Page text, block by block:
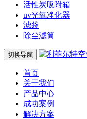
活性炭吸附箱
uv光氧净化器
滤袋
除尘滤筒
切换导航
首页
关于我们
产品中心
成功案例
解决方案